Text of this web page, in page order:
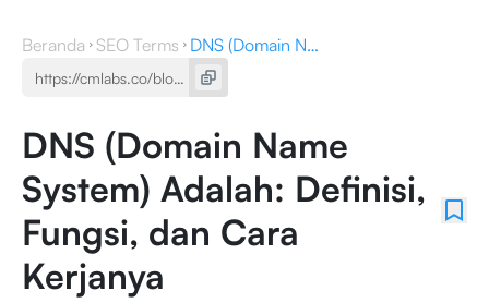
Beranda SEO Terms DNS (Domain Name System) Adalah: Definisi, Fungsi, dan Cara Kerjanya
DNS (Domain Name
System) Adalah: Definisi,
Fungsi, dan Cara
Kerjanya